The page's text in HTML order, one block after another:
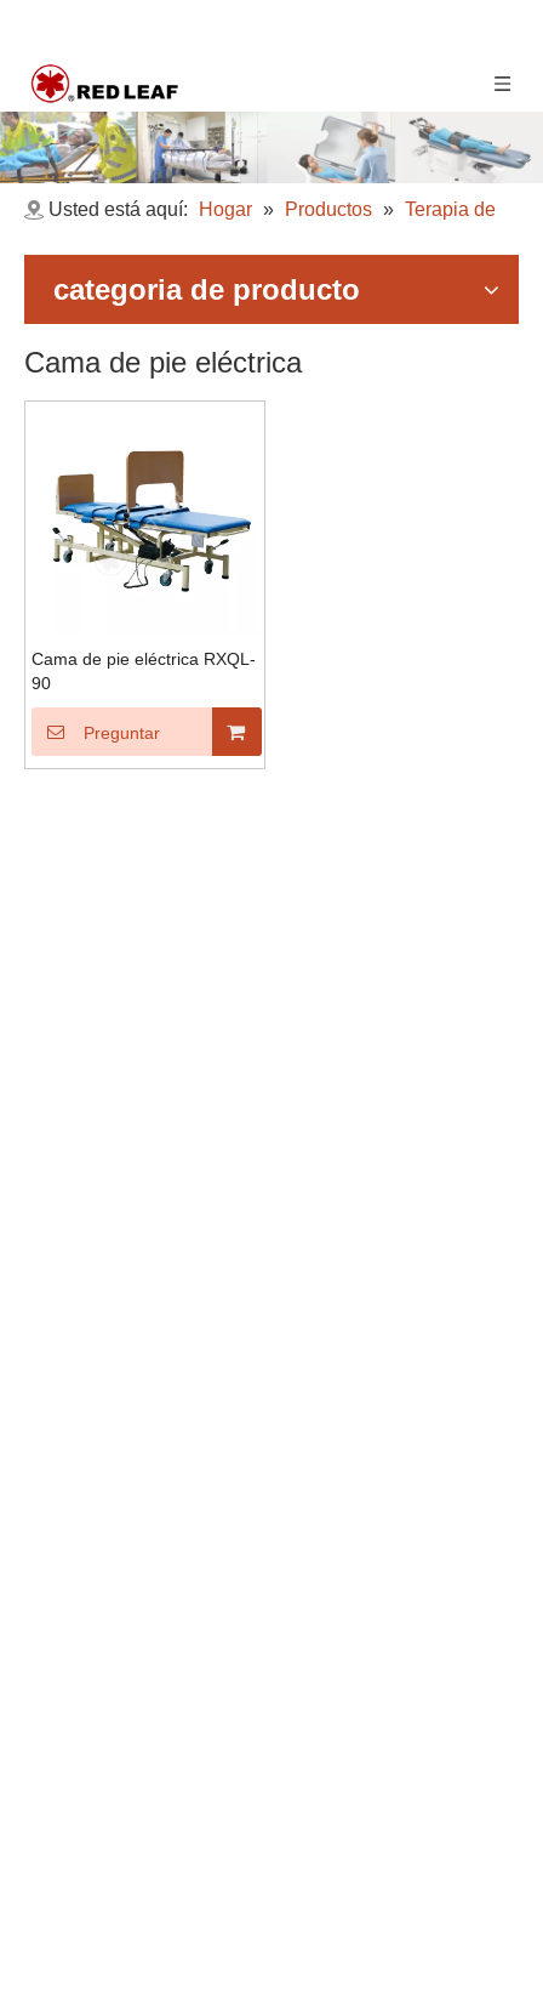
Usted está aquí: Hogar » Productos » Terapia de
categoria de producto
Cama de pie eléctrica
Cama de pie eléctrica RXQL-
90
Preguntar